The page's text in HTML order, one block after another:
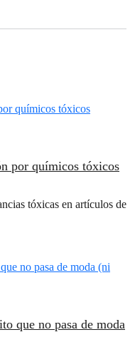
por químicos tóxicos
tóxicas en artículos de
que no pasa de moda